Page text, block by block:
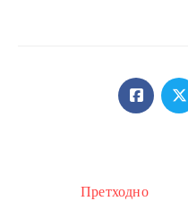
Претходно